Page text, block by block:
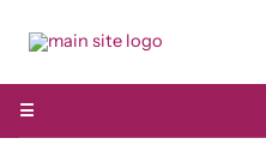
naar
inhoud
☰